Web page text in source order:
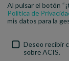
Al pulsar el botón
Política de
mis datos para la
Deseo recibir
sobre ACIS.